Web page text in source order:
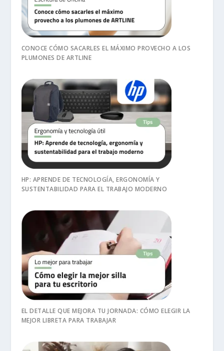
CONOCE CÓMO SACARLES EL MÁXIMO PROVECHO A LOS
PLUMONES DE ARTLINE
HP: APRENDE DE TECNOLOGÍA, ERGONOMÍA Y
SUSTENTABILIDAD PARA EL TRABAJO MODERNO
EL DETALLE QUE MEJORA TU JORNADA: CÓMO ELEGIR LA
MEJOR LIBRETA PARA TRABAJAR